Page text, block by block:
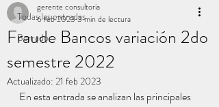
Todas las entradas
Borrador
Fraude Bancos variación 2do
semestre 2022
gerente consultoria
6 feb 20233 min de lectura
Actualizado: 21 feb 2023
En esta entrada se analizan las principales